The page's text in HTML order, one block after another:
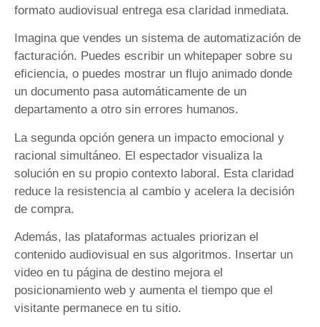
formato audiovisual entrega esa claridad inmediata.
Imagina que vendes un sistema de automatización de
facturación. Puedes escribir un whitepaper sobre su
eficiencia, o puedes mostrar un flujo animado donde
un documento pasa automáticamente de un
departamento a otro sin errores humanos.
La segunda opción genera un impacto emocional y
racional simultáneo. El espectador visualiza la
solución en su propio contexto laboral. Esta claridad
reduce la resistencia al cambio y acelera la decisión
de compra.
Además, las plataformas actuales priorizan el
contenido audiovisual en sus algoritmos. Insertar un
video en tu página de destino mejora el
posicionamiento web y aumenta el tiempo que el
visitante permanece en tu sitio.